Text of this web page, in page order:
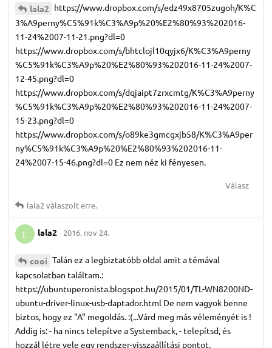
lala2 https://www.dropbox.com/s/edz49x8705zugoh/K%C
3%A9perny%C5%91k%C3%A9p%20%E2%80%93%202016-
11-24%2007-11-21.png?dl=0
https://www.dropbox.com/s/bhtclojl10qyjx6/K%C3%A9perny
%C5%91k%C3%A9p%20%E2%80%93%202016-11-24%2007-
12-45.png?dl=0
https://www.dropbox.com/s/dqjaipt7zrxcmtg/K%C3%A9perny
%C5%91k%C3%A9p%20%E2%80%93%202016-11-24%2007-
15-23.png?dl=0
https://www.dropbox.com/s/o89ke3gmcgxjb58/K%C3%A9per
ny%C5%91k%C3%A9p%20%E2%80%93%202016-11-
24%2007-15-46.png?dl=0 Ez nem néz ki fényesen.
Válasz
lala2 válaszolt erre.
L lala2 2016. nov 24.
cooi Talán ez a legbiztatóbb oldal amit a témával
kapcsolatban találtam.:
https://ubuntuperonista.blogspot.hu/2015/01/TL-WN8200ND-
ubuntu-driver-linux-usb-daptador.html De nem vagyok benne
biztos, hogy ez "A" megoldás. :(...Várd meg más véleményét is !
Addig is: - ha nincs telepítve a Systemback, - telepítsd, és
hozzál létre vele egy rendszer-visszaállítási pontot.